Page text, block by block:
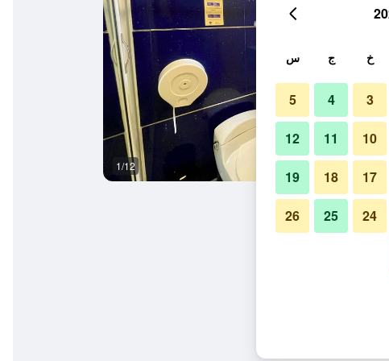
1/12
خ ج س
3
4
5
10
11
12
17
18
19
24
25
26